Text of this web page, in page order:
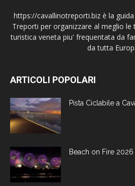
https://cavallinotreporti.biz è la
Treporti per organizzare al meglio le
turistica veneta piu' frequentata da
da tutta
ARTICOLI POPOLARI
Pista Ciclabile a
Beach on Fire